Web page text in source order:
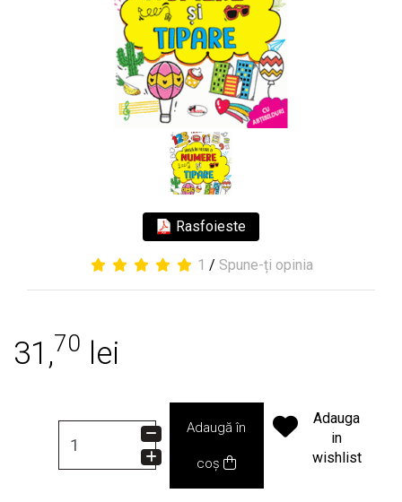
Rasfoieste
1 / Spune-ți opinia
31,70 lei
Adaugă în
coș
Adauga
in
wishlist